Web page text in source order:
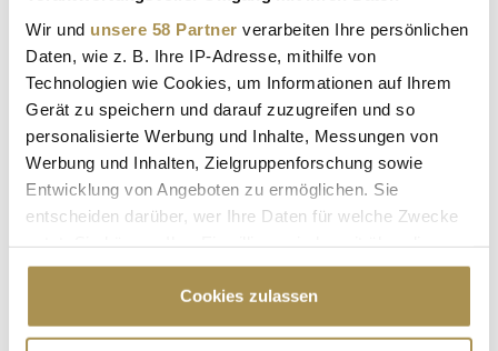
Wir und unsere 58 Partner verarbeiten Ihre persönlichen
Daten, wie z. B. Ihre IP-Adresse, mithilfe von
Technologien wie Cookies, um Informationen auf Ihrem
Gerät zu speichern und darauf zuzugreifen und so
personalisierte Werbung und Inhalte, Messungen von
Werbung und Inhalten, Zielgruppenforschung sowie
Entwicklung von Angeboten zu ermöglichen. Sie
entscheiden darüber, wer Ihre Daten für welche Zwecke
Cookie-Erklärung oder durch Klicken auf das Privacy
Trigger Symbol ändern oder widerrufen
Cookies zulassen
überproportional von Kursteigerungen profitieren.
Antwort veröffentlichen
Kommentar veröffentlichen
Kommentar:*